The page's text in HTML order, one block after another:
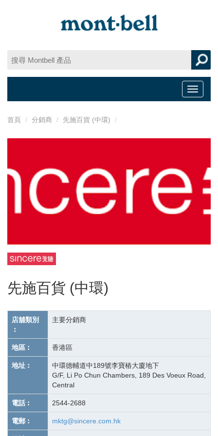
Toggle
首頁 分銷商 先施百貨 (中環)
先施百貨 (中環)
店舖類別
︰
主要分銷商
地區︰ 香港區
地址︰
中環德輔道中189號李寶樁大廈地下
G/F, Li Po Chun Chambers, 189 Des Voeux Road,
Central
電話︰ 2544-2688
電郵︰ mktg@sincere.com.hk